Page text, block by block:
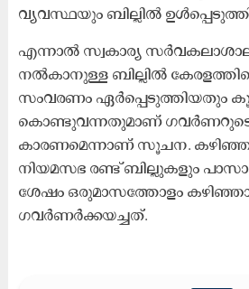
വ്യവസ്ഥയും ബില്ലിൽ
എന്നാൽ സ്വകാര്യ
നൽകാനുള്ള ബില്ലിൽ
സംവരണം ഏർപ്പെടുത്തിയതും
കൊണ്ടുവന്നതുമാണ് ഗവർണറുടെ
കാരണമെന്നാണ് സൂചന. കഴിഞ്ഞ
നിയമസഭ രണ്ട് ബില്ലുകളും
ശേഷം ഒരുമാസത്തോളം
ഗവർണർക്കയച്ചത്.